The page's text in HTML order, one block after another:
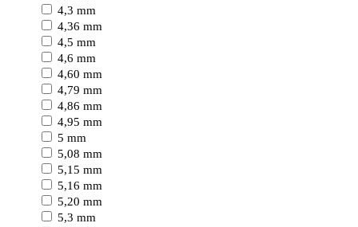
4,3 mm
4,36 mm
4,5 mm
4,6 mm
4,60 mm
4,79 mm
4,86 mm
4,95 mm
5 mm
5,08 mm
5,15 mm
5,16 mm
5,20 mm
5,3 mm